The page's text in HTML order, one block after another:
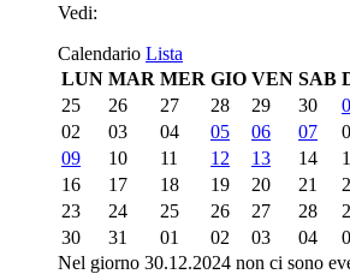
Vedi:
Calendario Lista
LUN MAR MER GIO VEN SAB
25
26 27 28 29 30
02
03 04 05 06 07
09
10 11 12 13 14
16
17 18 19 20 21
23
24 25 26 27 28
30
31 01 02 03 04
Nel giorno 30.12.2024 non ci sono